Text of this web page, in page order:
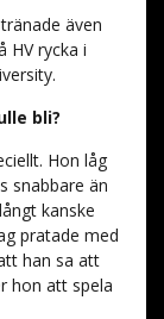
även
HV rycka i
bli?
Hon låg
snabbare än
kanske
pratade med
han sa att
hon att spela